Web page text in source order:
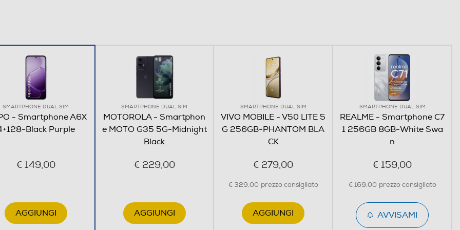
USB Type-C
SMARTPHONE DUAL SIM
- Smartphone A6X
Black Purple
€ 149,00
AGGIUNGI
SMARTPHONE DUAL SIM
MOTOROLA - Smartphon
e MOTO G35 5G-Midnight
Black
€ 229,00
AGGIUNGI
SMARTPHONE DUAL SIM
VIVO MOBILE - V50 LITE 5
G 256GB-PHANTOM BLA
CK
€ 279,00
€ 329,00 prezzo consigliato
AGGIUNGI
SMARTPHONE DUAL SIM
REALME - Smartphone C7
1 256GB 8GB-White Swa
n
€ 159,00
€ 169,00 prezzo consigliato
AVVISAMI